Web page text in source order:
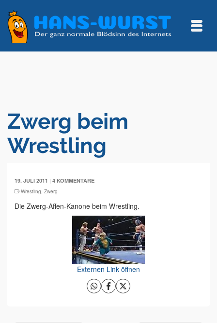
Zwerg beim
Wrestling
19. JULI 2011 | 4 KOMMENTARE
Wrestling, Zwerg
Die Zwerg-Affen-Kanone beim Wrestling.
Externen Link öffnen